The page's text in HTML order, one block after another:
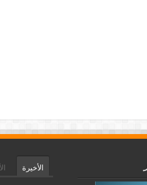
الأخيرة